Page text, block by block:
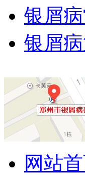
银屑
银屑
网站